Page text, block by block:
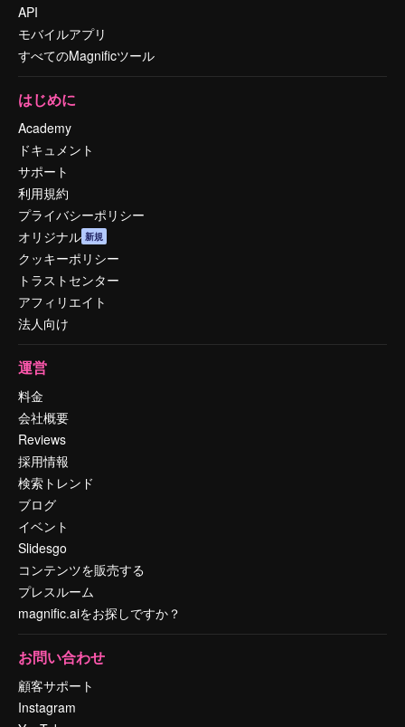
API
モバイルアプリ
すべてのMagnificツール
はじめに
Academy
ドキュメント
サポート
利用規約
プライバシーポリシー
オリジナル 新規
クッキーポリシー
トラストセンター
アフィリエイト
法人向け
運営
料金
会社概要
Reviews
採用情報
検索トレンド
ブログ
イベント
Slidesgo
コンテンツを販売する
プレスルーム
magnific.aiをお探しですか？
お問い合わせ
顧客サポート
Instagram